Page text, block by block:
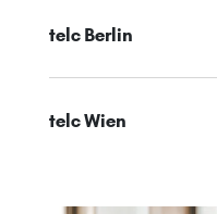
telc Berlin
telc Wien